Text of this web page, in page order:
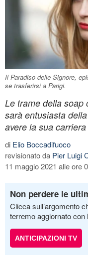
Il Paradiso delle Signore,
se trasferirsi a Parigi.
Le trame della soap
sarà entusiasta
avere la sua carriera
di Elio Boccadifuoco
revisionato da Pier Luigi
11 maggio 2021 alle ore
Non perdere le
Clicca sull’argomento
terremo aggiornato
ANTICIPAZIONI TV